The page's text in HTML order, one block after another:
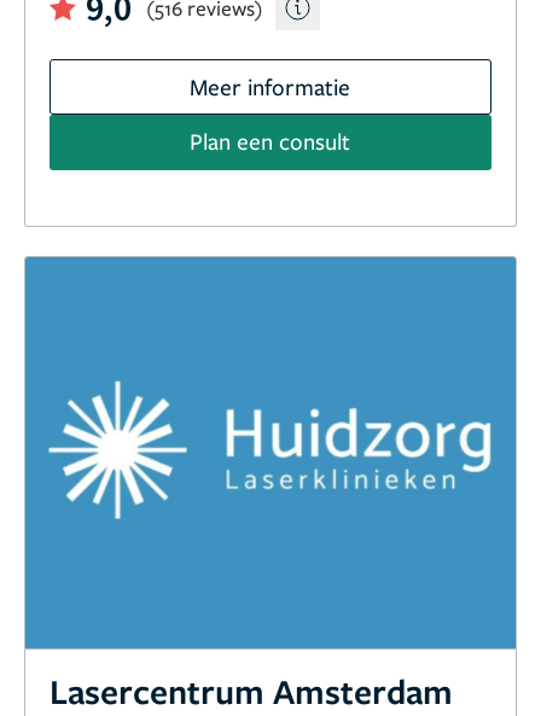
(516 reviews)
Meer informatie
Plan een consult
Lasercentrum Amsterdam